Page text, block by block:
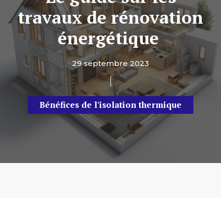
travaux de rénovation
énergétique
29 septembre 2023
Bénéfices de l'isolation thermique